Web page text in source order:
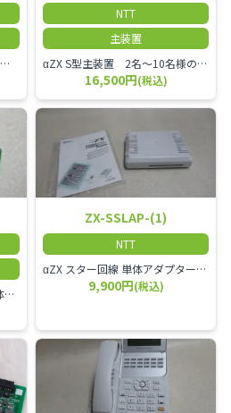
NTT αZX DECTコードレス電話機 電波方式がDECTで、 防水機能（IPX4:あらゆる方向からの水の飛まつを受けても有害な影響を受けない。)を備えた 接続装置と子機の一対シングルゾーンコードレスです。
NTT
主装置
αZX S型主装置 2名～10名様のオフィスに適しております。
16,500円(税込)
αZX 単体電話機ユニット 単体電話機、複合機、ドアホン等、 2台分収容可能にするユニット
ZX-SSLAP-(1)
NTT
αZX スター回線 単体アダプター 受付電話機、ドアホン、FAX等を1台収容できる装置です。
9,900円(税込)